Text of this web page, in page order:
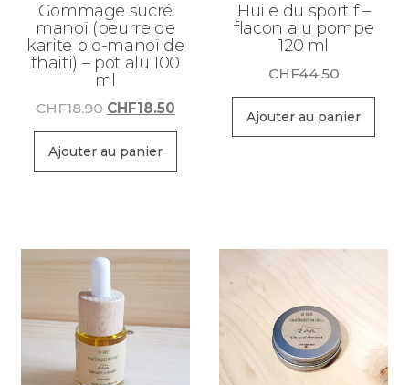
Gommage sucré
manoï (beurre de
karite bio-manoï de
thaiti) – pot alu 100
ml
CHF18.90 Le
prix
initial
était :
CHF18.50Le
prix
est :
Ajouter au panier
Huile du sportif –
flacon alu pompe
120 ml
CHF44.50
Ajouter au panier